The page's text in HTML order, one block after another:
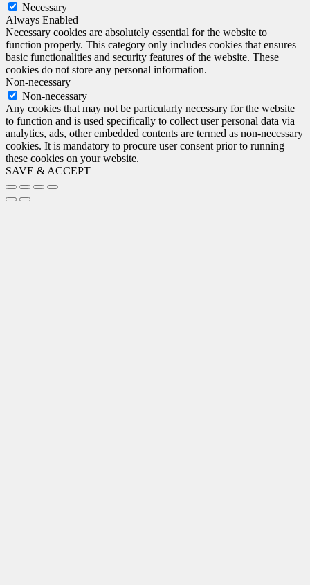
Necessary
Always Enabled
Necessary cookies are absolutely essential for the website to
function properly. This category only includes cookies that ensures
basic functionalities and security features of the website. These
cookies do not store any personal information.
Non-necessary
Non-necessary
Any cookies that may not be particularly necessary for the website
to function and is used specifically to collect user personal data via
analytics, ads, other embedded contents are termed as non-necessary
cookies. It is mandatory to procure user consent prior to running
these cookies on your website.
SAVE & ACCEPT